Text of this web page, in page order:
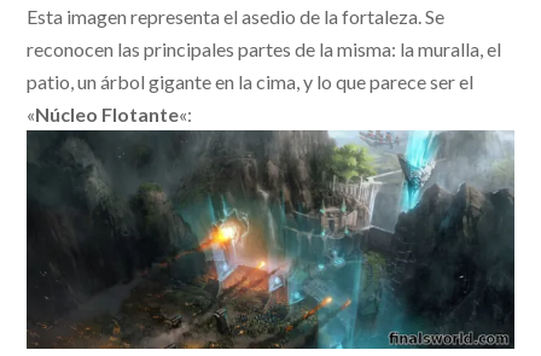
Esta imagen representa el asedio de la fortaleza. Se
reconocen las principales partes de la misma: la muralla, el
patio, un árbol gigante en la cima, y lo que parece ser el
«Núcleo Flotante«: